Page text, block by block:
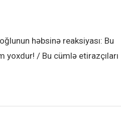
həbsinə reaksiyası: Bu
yoxdur! / Bu cümlə etirazçıları